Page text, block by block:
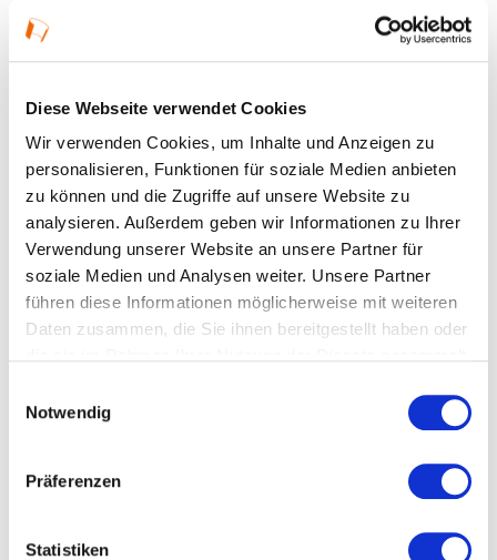
Diese Webseite verwendet Cookies
Wir verwenden Cookies, um Inhalte und Anzeigen zu
personalisieren, Funktionen für soziale Medien anbieten
zu können und die Zugriffe auf unsere Website zu
analysieren. Außerdem geben wir Informationen zu Ihrer
Verwendung unserer Website an unsere Partner für
soziale Medien und Analysen weiter. Unsere Partner
führen diese Informationen möglicherweise mit weiteren
Daten zusammen, die Sie ihnen bereitgestellt haben oder
Notwendig
Präferenzen
Statistiken
Veranstaltungstyp:
Kosten und Anmeldung
Ort und Anfahrt
Veranstaltet von